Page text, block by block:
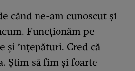
când ne-am cunoscut și
Funcționăm pe
și înțepături. Cred că
Știm să fim și foarte